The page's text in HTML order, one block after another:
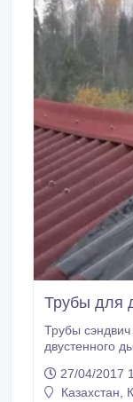
Трубы для
Трубы
двустенного
владельцами
одностенными трубами,
27/04/2017
Казахстан,